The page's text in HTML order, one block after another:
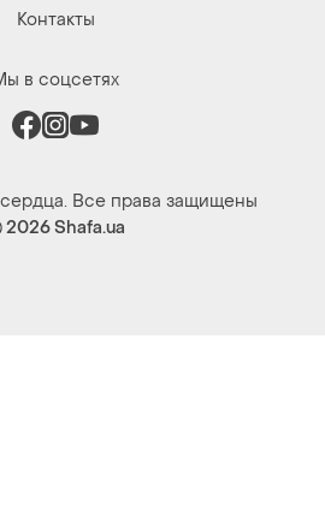
Контакты
в соцсетях
Все права защищены
2026Shafa.ua